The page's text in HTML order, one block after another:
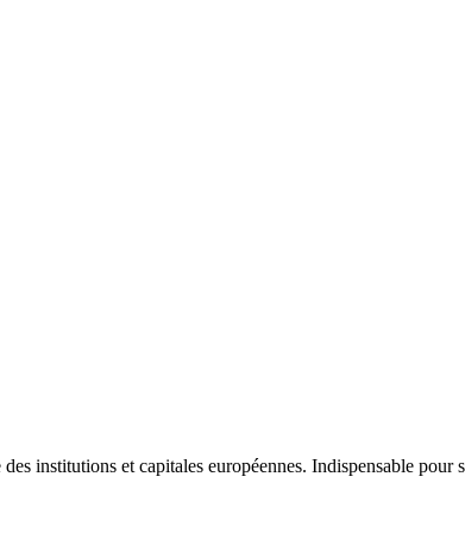
institutions et capitales européennes. Indispensable pour